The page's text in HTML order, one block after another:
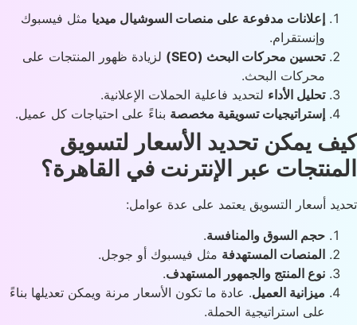
إعلانات مدفوعة على منصات السوشيال ميديامثل فيسبوك
وإنستقرام.
تحسين محركات البحث(SEO)
لزيادة ظهور المنتجات على
محركات البحث.
تحليل الأداءلتحديد فاعلية الحملات الإعلانية.
إستراتيجيات تسويقية مخصصةبناءً على احتياجات كل عميل.
يمكن تحديد الأسعار لتسويق
عبر الإنترنت في القاهرة؟
أسعار التسويق يعتمد على عدة عوامل:
حجم السوق والمنافسة.
المنصات المستهدفةمثل فيسبوك أو جوجل.
نوع المنتج والجمهور المستهدف.
ميزانية العميل. عادة ما تكون الأسعار مرنة ويمكن تعديلها بناءً
على استراتيجية الحملة.